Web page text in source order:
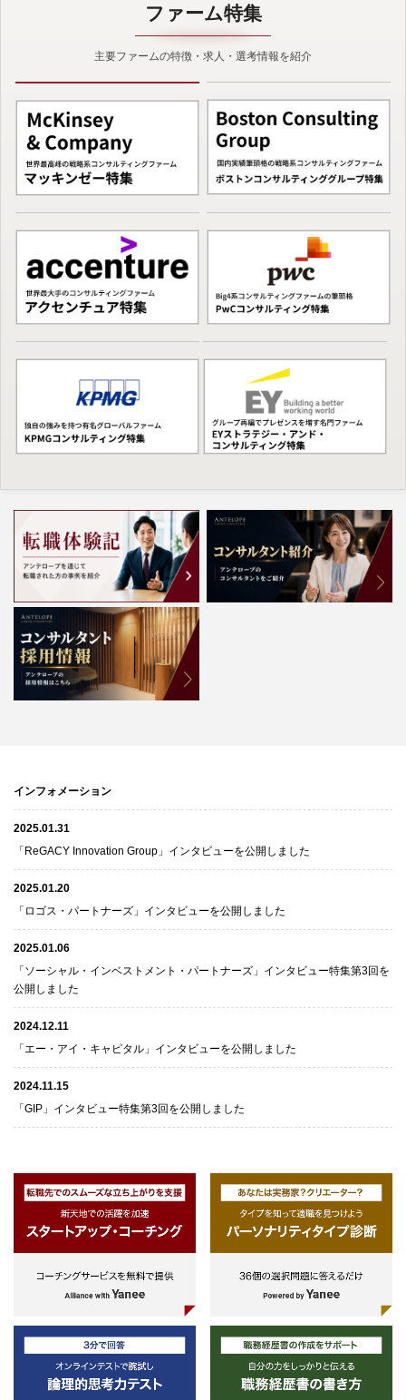
ファーム特集
主要ファームの特徴・求人・選考情報を紹介
インフォメーション
2025.01.31
「ReGACY Innovation Group」インタビューを公開しました
2025.01.20
「ロゴス・パートナーズ」インタビューを公開しました
2025.01.06
「ソーシャル・インベストメント・パートナーズ」インタビュー特集第3回を
公開しました
2024.12.11
「エー・アイ・キャピタル」インタビューを公開しました
2024.11.15
「GIP」インタビュー特集第3回を公開しました